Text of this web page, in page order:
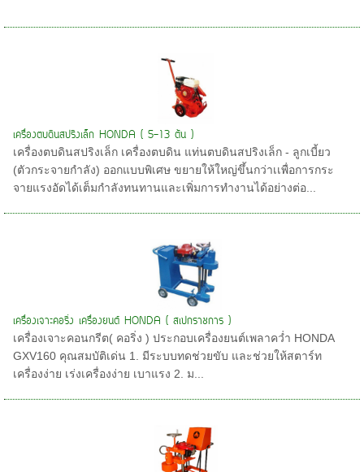
เครื่องตบดินสปริงเล็ก HONDA ( 5-13 ตัน )
เครื่องตบดินสปริงเล็ก เครื่องตบดิน แท่นตบดินสปริงเล็ก - ลูกเบี้ยว
(ตัวกระจายกำลัง) ออกแบบพิเศษ ขยายให้ใหญ่ขึ้นกว่าเเพื่อการกระ
จายแรงอัดได้เต็มกำลังทนทานและเพิ่มการทำงานได้อย่างต่อ...
เครื่องเจาะคอริ่ง เครื่องยนต์ HONDA ( สเปกราชการ )
เครื่องเจาะคอนกรีต( คอริ่ง ) ประกอบเครื่องยนต์เพลาคว่ำ HONDA
GXV160 คุณสมบัติเด่น 1. มีระบบทดช่วยขับ และช่วยให้สตาร์ท
เครื่องง่าย เร่งเครื่องง่าย เบาแรง 2. ม...